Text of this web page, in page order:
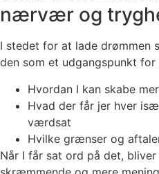
nærvær og
I stedet for at lade drømmen
den som et udgangspunkt for
Hvordan I kan skabe
Hvad der får jer hver
værdsat
Hvilke grænser og
Når I får sat ord på det,